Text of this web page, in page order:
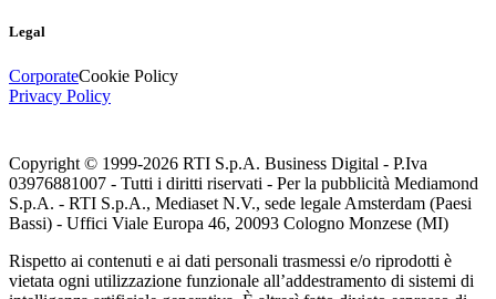
Legal
CorporateCookie Policy
Privacy Policy
Copyright © 1999-2026 RTI S.p.A. Business Digital - P.Iva
03976881007 - Tutti i diritti riservati - Per la pubblicità Mediamond
S.p.A. - RTI S.p.A., Mediaset N.V., sede legale Amsterdam (Paesi
Bassi) - Uffici Viale Europa 46, 20093 Cologno Monzese (MI)
Rispetto ai contenuti e ai dati personali trasmessi e/o riprodotti è
vietata ogni utilizzazione funzionale all’addestramento di sistemi di